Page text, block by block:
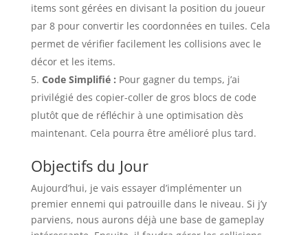
items sont gérées en divisant la position du joueur
par 8 pour convertir les coordonnées en tuiles. Cela
permet de vérifier facilement les collisions avec le
décor et les items.
Code Simplifié : Pour gagner du temps, j’ai
privilégié des copier-coller de gros blocs de code
plutôt que de réfléchir à une optimisation dès
maintenant. Cela pourra être amélioré plus tard.
Objectifs du Jour
Aujourd’hui, je vais essayer d’implémenter un
premier ennemi qui patrouille dans le niveau. Si j’y
parviens, nous aurons déjà une base de gameplay